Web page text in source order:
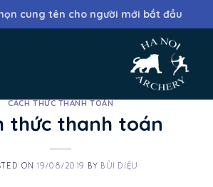
cung tên cho người mới bắt đầu
CÁCH THỨC THANH TOÁN
thức thanh toán
ON 19/08/2019 BY BÙI DIỆU